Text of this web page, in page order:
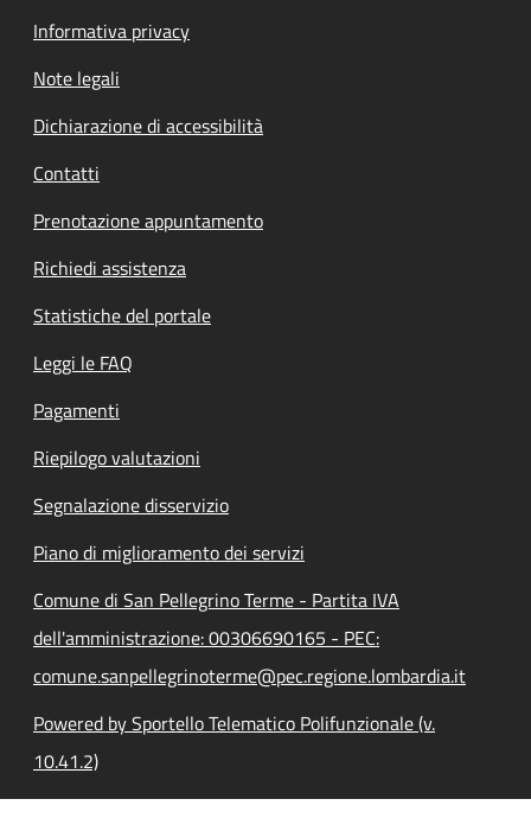
Informativa privacy
Note legali
Dichiarazione di accessibilità
Contatti
Prenotazione appuntamento
Richiedi assistenza
Statistiche del portale
Leggi le FAQ
Pagamenti
Riepilogo valutazioni
Segnalazione disservizio
Piano di miglioramento dei servizi
Comune di San Pellegrino Terme - Partita IVA
dell'amministrazione: 00306690165 - PEC:
comune.sanpellegrinoterme@pec.regione.lombardia.it
Powered by Sportello Telematico Polifunzionale (v.
10.41.2)